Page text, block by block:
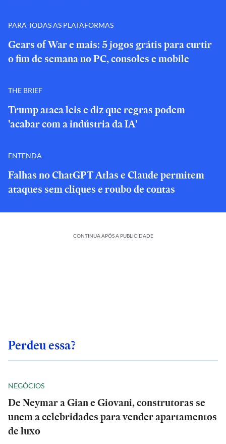
PARA TODAS AS PLATAFORMAS
Gears of War e mais: 5 jogos grátis para curtir
o fim de semana no PC, consoles e mobile
THE BRIEF
Trump ataca leis e diz que regras podem
'acabar com a indústria da IA'
ENTENDA
Falhas no ChatGPT Atlas e Claude permitem
ataques sem cliques e roubo de contas
CONTINUA APÓS A PUBLICIDADE
Perdeu essa?
NEGÓCIOS
De Neymar a Gian e Giovani, construtoras se
unem a celebridades para vender apartamentos
de luxo